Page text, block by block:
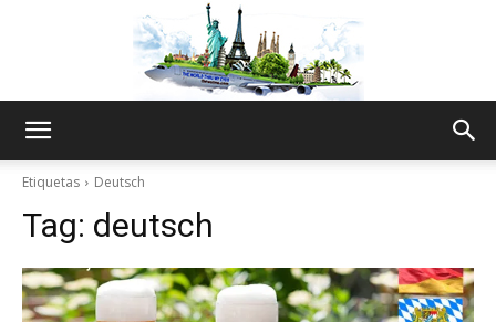
Etiquetas Deutsch
Tag: deutsch